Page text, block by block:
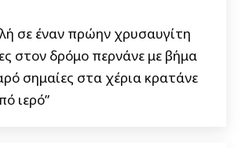
σε έναν πρώην χρυσαυγίτη
στον δρόμο περνάνε με βήμα
σημαίες στα χέρια κρατάνε
ιερό”